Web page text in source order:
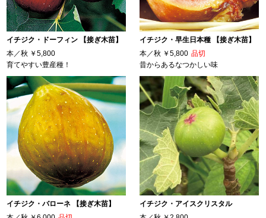
イチジク・ドーフィン 【接ぎ木苗】
本／秋 ￥5,800
育てやすい豊産種！
イチジク・早生日本種 【接ぎ木苗】
本／秋 ￥5,800 品切
昔からあるなつかしい味
イチジク・バローネ 【接ぎ木苗】
イチジク・アイスクリスタル